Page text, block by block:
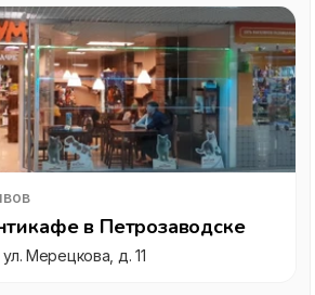
в Петрозаводске
Мерецкова, д. 11